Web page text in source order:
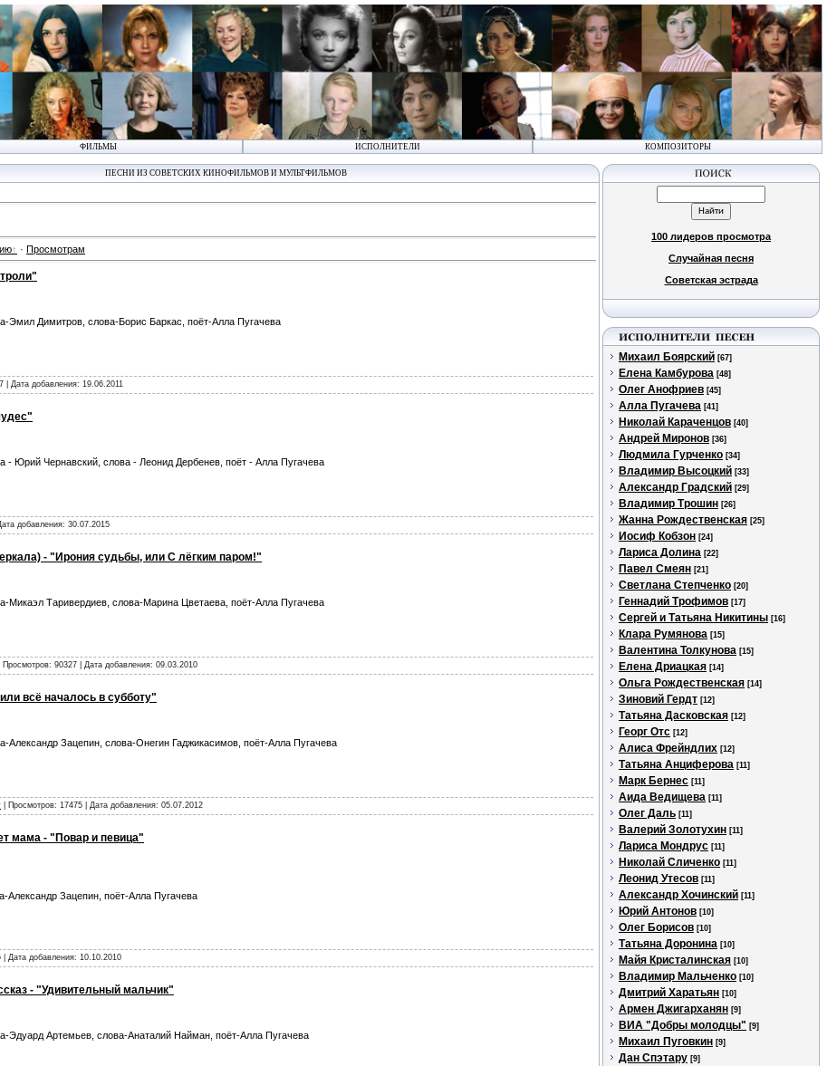
ФИЛЬМЫ ИСПОЛНИТЕЛИ КОМПОЗИТОРЫ
ПЕСНИ ИЗ СОВЕТСКИХ КИНОФИЛЬМОВ И МУЛЬТФИЛЬМОВ
· Просмотрам
Эмил Димитров, слова-Борис Баркас, поёт-Алла Пугачева
| Дата добавления: 19.06.2011
- Юрий Чернавский, слова - Леонид Дербенев, поёт - Алла Пугачева
добавления: 30.07.2015
- "Ирония судьбы, или С лёгким паром!"
Микаэл Таривердиев, слова-Марина Цветаева, поёт-Алла Пугачева
| Просмотров: 90327 | Дата добавления: 09.03.2010
всё началось в субботу"
Александр Зацепин, слова-Онегин Гаджикасимов, поёт-Алла Пугачева
| Просмотров: 17475 | Дата добавления: 05.07.2012
мама - "Повар и певица"
Александр Зацепин, поёт-Алла Пугачева
| Дата добавления: 10.10.2010
- "Удивительный мальчик"
Эдуард Артемьев, слова-Анаталий Найман, поёт-Алла Пугачева
100 лидеров просмотра
Случайная песня
Советская эстрада
Михаил Боярский [67]
Елена Камбурова [48]
Олег Анофриев [45]
Алла Пугачева [41]
Николай Караченцов [40]
Андрей Миронов [36]
Людмила Гурченко [34]
Владимир Высоцкий [33]
Александр Градский [29]
Владимир Трошин [26]
Жанна Рождественская [25]
Иосиф Кобзон [24]
Лариса Долина [22]
Павел Смеян [21]
Светлана Степченко [20]
Геннадий Трофимов [17]
Сергей и Татьяна Никитины [16]
Клара Румянова [15]
Валентина Толкунова [15]
Елена Дриацкая [14]
Ольга Рождественская [14]
Зиновий Гердт [12]
Татьяна Дасковская [12]
Георг Отс [12]
Алиса Фрейндлих [12]
Татьяна Анциферова [11]
Марк Бернес [11]
Аида Ведищева [11]
Олег Даль [11]
Валерий Золотухин [11]
Лариса Мондрус [11]
Николай Сличенко [11]
Леонид Утесов [11]
Александр Хочинский [11]
Юрий Антонов [10]
Олег Борисов [10]
Татьяна Доронина [10]
Майя Кристалинская [10]
Владимир Мальченко [10]
Дмитрий Харатьян [10]
Армен Джигарханян [9]
ВИА "Добры молодцы" [9]
Михаил Пуговкин [9]
Дан Спэтару [9]